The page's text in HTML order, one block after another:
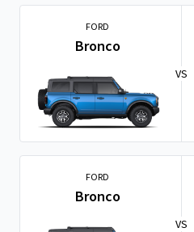
FORD
Bronco
VS
FORD
Bronco
VS